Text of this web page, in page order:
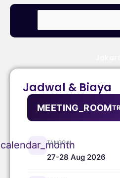
Jadwal & Biaya
MEETING_ROOM
calendar_month
TANGGAL
27-28 Aug 2026